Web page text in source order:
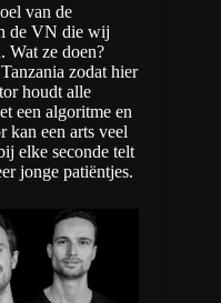
van de
de VN die wij
Wat ze doen?
zodat hier
houdt alle
een algoritme en
kan een arts veel
elke seconde telt
jonge patiëntjes.